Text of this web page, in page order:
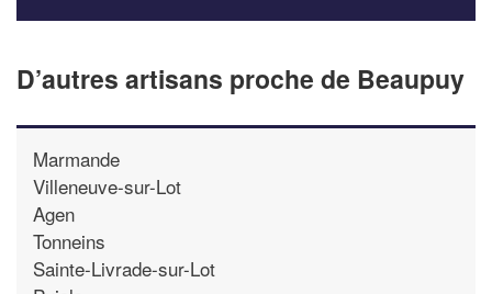
D’autres artisans proche de Beaupuy
Marmande
Villeneuve-sur-Lot
Agen
Tonneins
Sainte-Livrade-sur-Lot